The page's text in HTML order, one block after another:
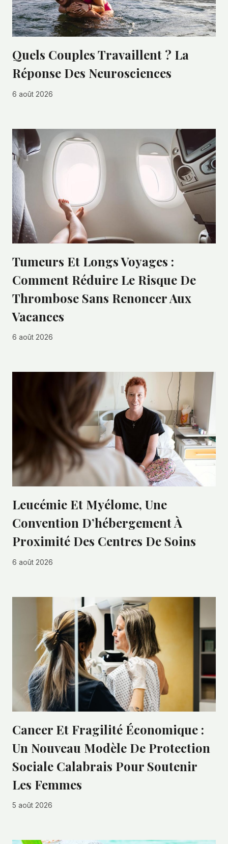
Quels Couples Travaillent ? La
Réponse Des Neurosciences
6 août 2026
Tumeurs Et Longs Voyages :
Comment Réduire Le Risque De
Thrombose Sans Renoncer Aux
Vacances
6 août 2026
Leucémie Et Myélome, Une
Convention D’hébergement À
Proximité Des Centres De Soins
6 août 2026
Cancer Et Fragilité Économique :
Un Nouveau Modèle De Protection
Sociale Calabrais Pour Soutenir
Les Femmes
5 août 2026